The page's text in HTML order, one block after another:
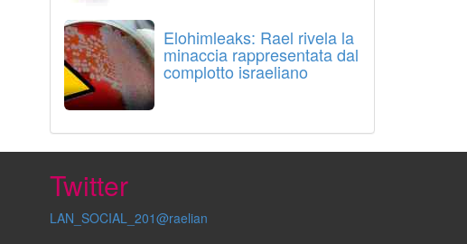
Elohimleaks: Rael rivela la
minaccia rappresentata dal
complotto israeliano
Twitter
LAN_SOCIAL_201@raelian